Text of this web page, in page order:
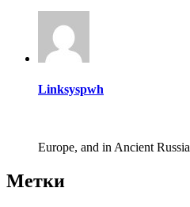
Linksyspwh
Europe, and in Ancient Russia
Метки